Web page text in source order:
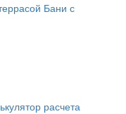
Бани с
расчета